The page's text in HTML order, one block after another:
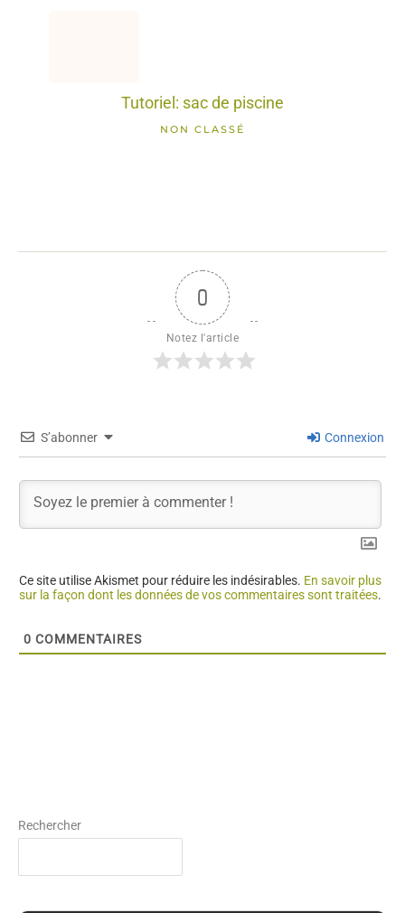
Tutoriel: sac de piscine
NON CLASSÉ
0
Notez l'article
S’abonner Connexion
Ce site utilise Akismet pour réduire les indésirables. En savoir plus
sur la façon dont les données de vos commentaires sont traitées.
0 COMMENTAIRES
Rechercher